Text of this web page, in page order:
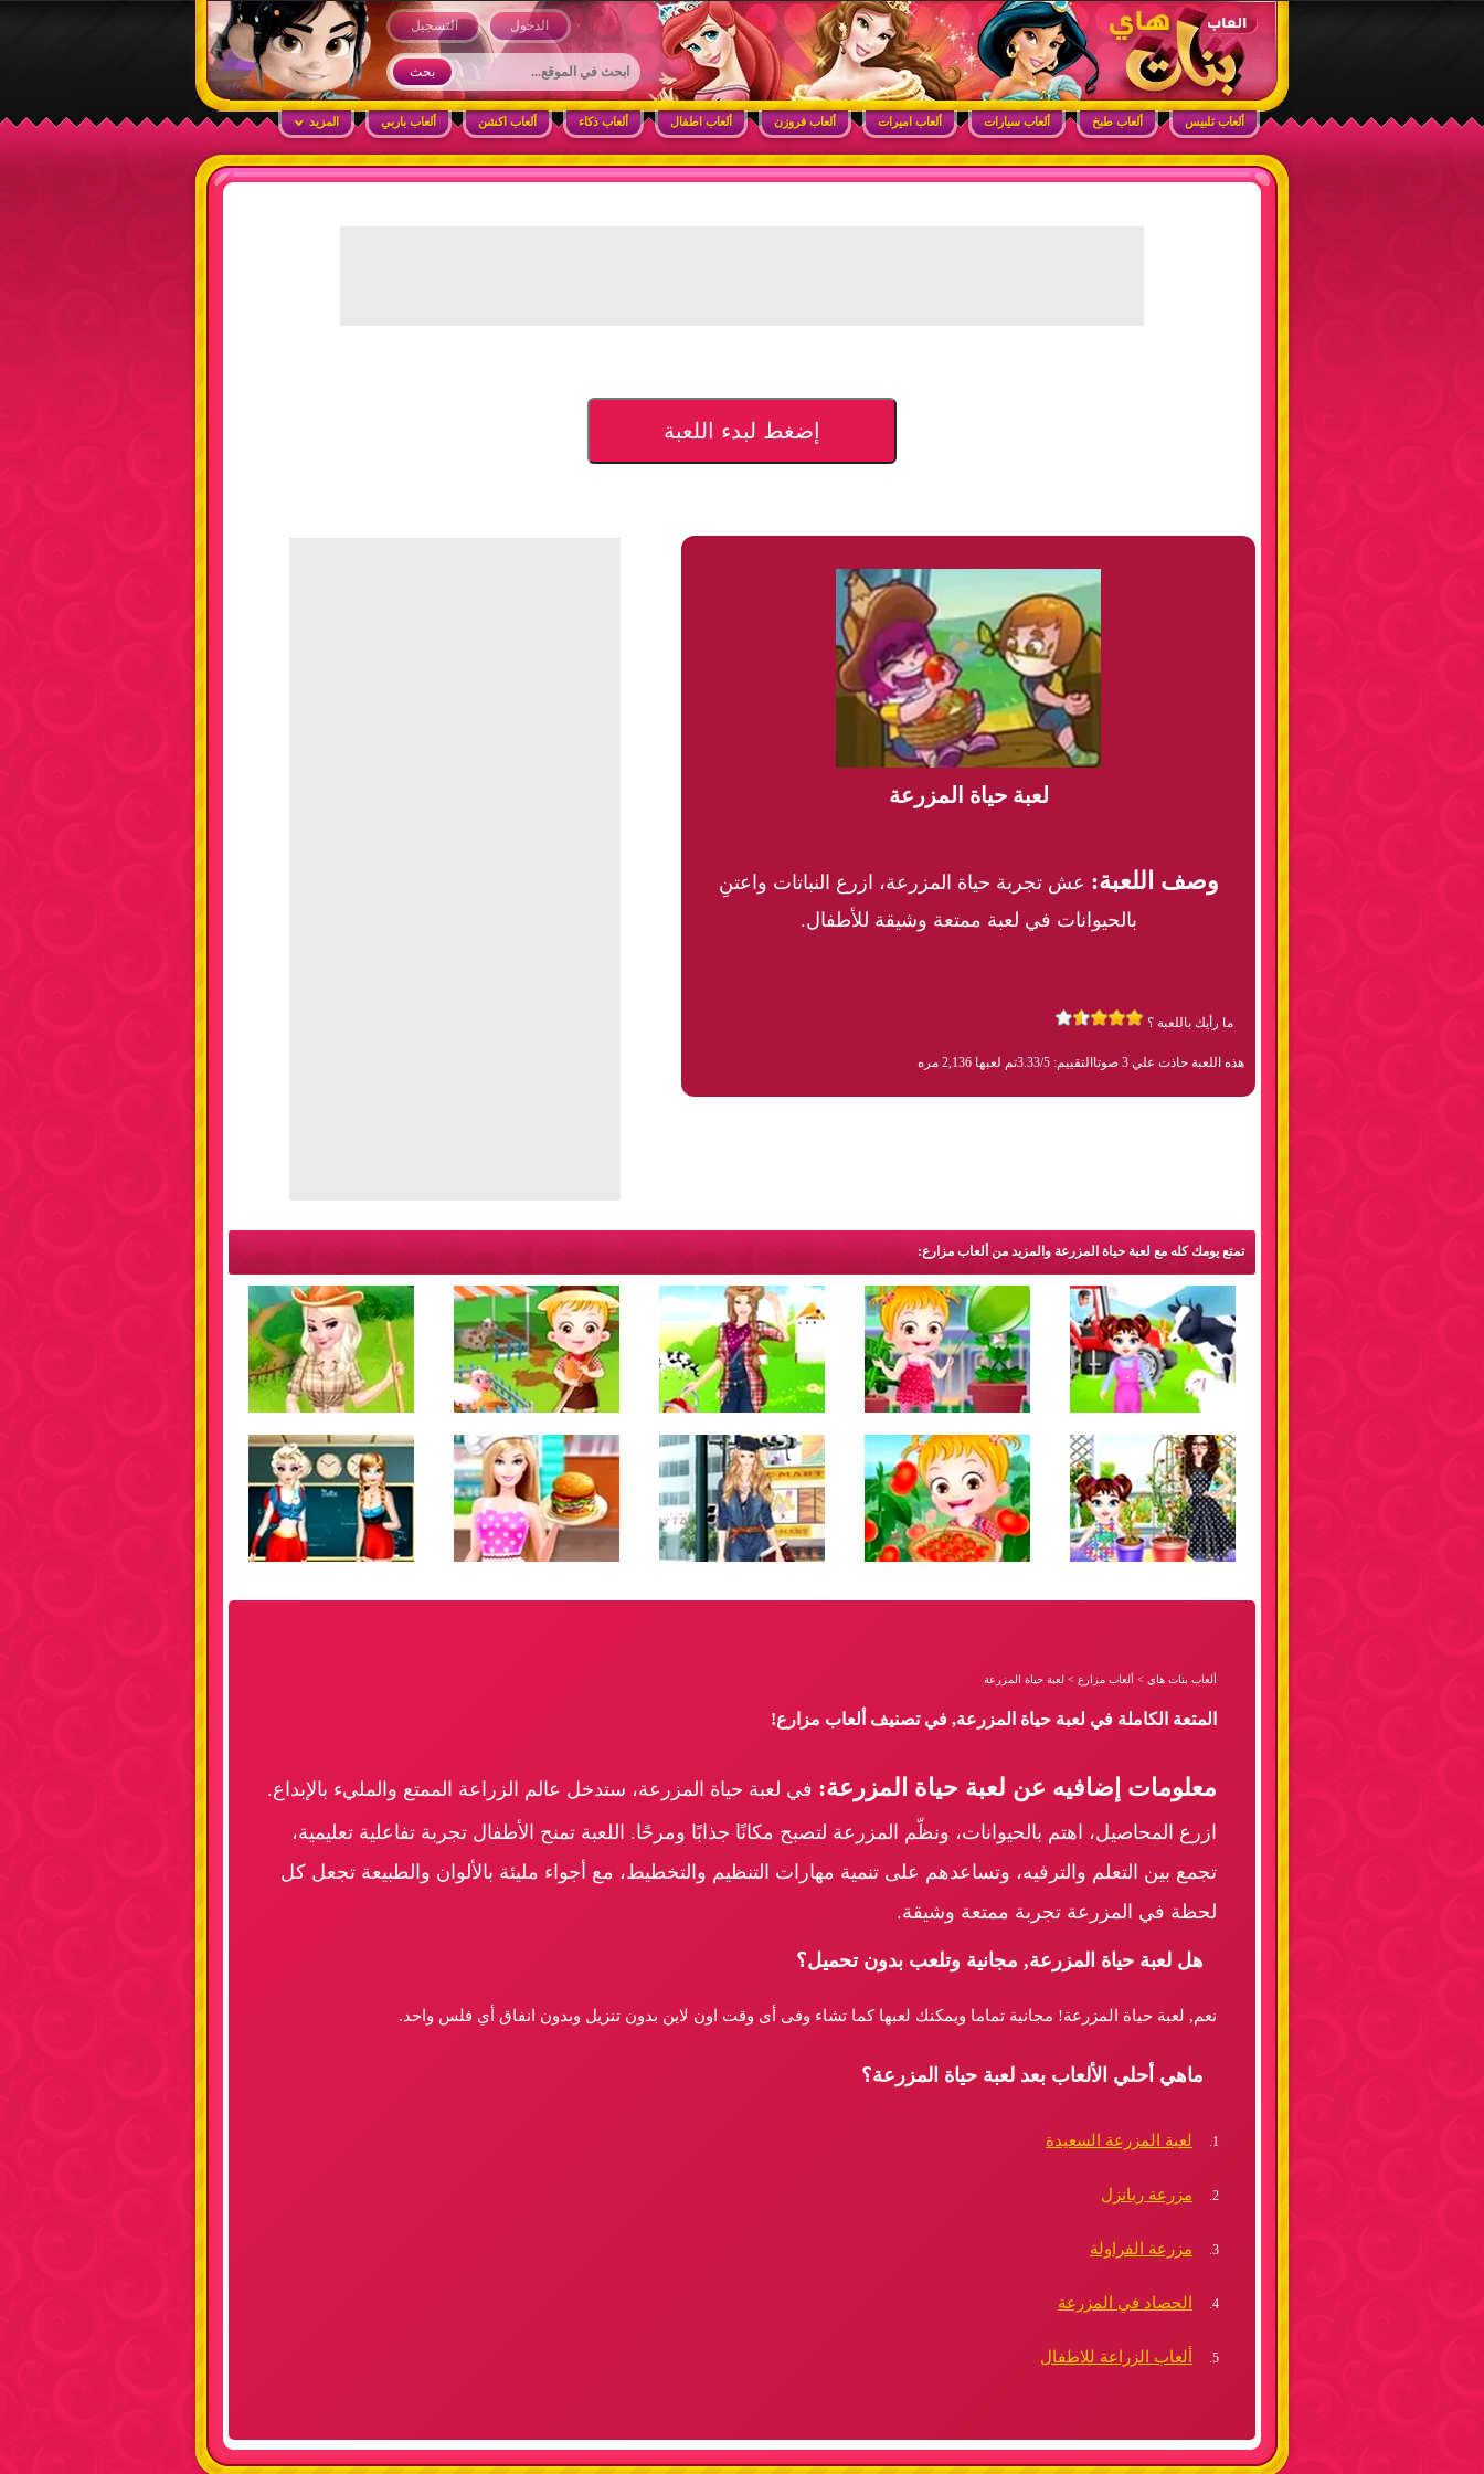
ألعاب بنات هاي – أفضل ألعاب تلبيس، مكياج، طبخ وأنشطة ممتعة للبنات
ابحث في الموقع
التسجيل
الدخول
ألعاب تلبيس ألعاب طبخ ألعاب سيارات ألعاب اميرات ألعاب فروزن ألعاب اطفال ألعاب ذكاء ألعاب اكشن ألعاب باربي المزيد
إضغط لبدء اللعبة
لعبة حياة المزرعة
وصف اللعبة: عش تجربة حياة المزرعة، ازرع النباتات واعتنِ
بالحيوانات في لعبة ممتعة وشيقة للأطفال.
ما رأيك باللعبة ؟
هذه اللعبة حاذت علي 3 صوتا التقييم: 3.33/5 تم لعبها 2,136 مره
تمتع يومك كله مع لعبة حياة المزرعة والمزيد من ألعاب مزارع:
ألعاب بنات هاي > ألعاب مزارع > لعبة حياة المزرعة
المتعة الكاملة في لعبة حياة المزرعة, في تصنيف ألعاب مزارع!
معلومات إضافيه عن لعبة حياة المزرعة: في لعبة حياة المزرعة، ستدخل عالم الزراعة الممتع والمليء بالإبداع.
ازرع المحاصيل، اهتم بالحيوانات، ونظّم المزرعة لتصبح مكانًا جذابًا ومرحًا. اللعبة تمنح الأطفال تجربة تفاعلية تعليمية،
تجمع بين التعلم والترفيه، وتساعدهم على تنمية مهارات التنظيم والتخطيط، مع أجواء مليئة بالألوان والطبيعة تجعل كل
لحظة في المزرعة تجربة ممتعة وشيقة.
هل لعبة حياة المزرعة, مجانية وتلعب بدون تحميل؟
نعم, لعبة حياة المزرعة! مجانية تماما ويمكنك لعبها كما تشاء وفى أى وقت اون لاين بدون تنزيل وبدون انفاق أي فلس واحد.
ماهي أحلي الألعاب بعد لعبة حياة المزرعة؟
لعبة المزرعة السعيدة
مزرعة ربانزل
مزرعة الفراولة
الحصاد في المزرعة
ألعاب الزراعة للاطفال